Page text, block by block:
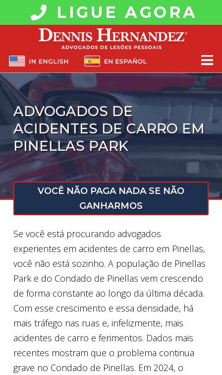
LIGUE AGORA
ADVOGADOS DE
ACIDENTES DE CARRO EM
PINELLAS PARK
VOCÊ NÃO PAGA NADA SE NÃO
GANHARMOS
Se você está procurando advogados
experientes em acidentes de carro em Pinellas,
você não está sozinho. A população de Pinellas
Park e do Condado de Pinellas vem crescendo
de forma constante ao longo da última década.
Com esse crescimento e essa densidade, há
mais tráfego nas ruas e, infelizmente, mais
acidentes de carro e ferimentos. Dados mais
recentes mostram que o problema continua
grave no Condado de Pinellas. Em 2024, o